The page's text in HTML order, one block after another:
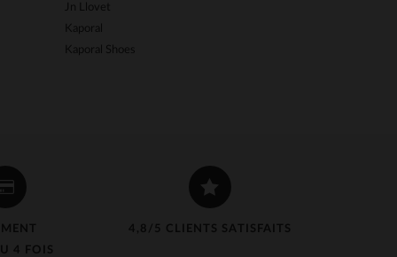
Jn Llovet
Kaporal
Kaporal Shoes
4 FOIS
4,8/5 CLIENTS SATISFAITS